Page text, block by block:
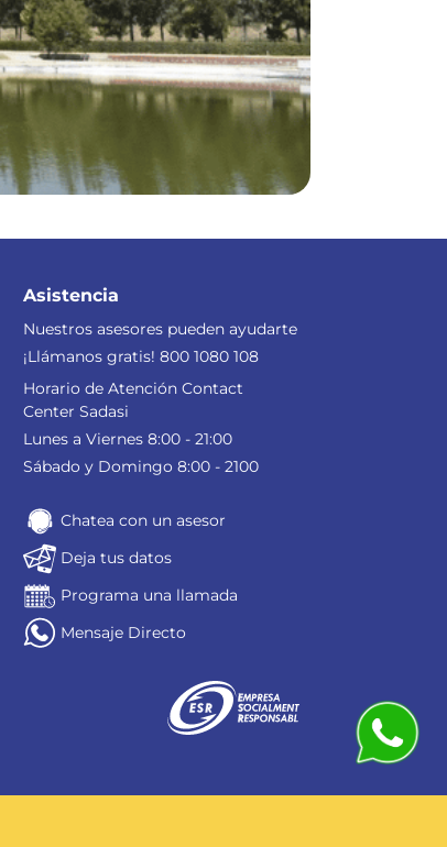
Asistencia
Nuestros asesores pueden ayudarte
¡Llámanos gratis! 800 1080 108
Horario de Atención Contact
Center Sadasi
Lunes a Viernes 8:00 - 21:00
Sábado y Domingo 8:00 - 2100
Chatea con un asesor
Deja tus datos
Programa una llamada
Mensaje Directo